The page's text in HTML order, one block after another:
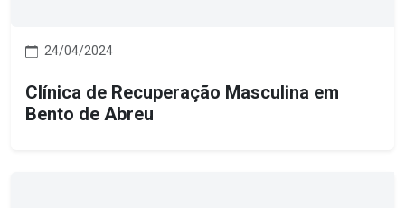
24/04/2024
Clínica de Recuperação Masculina em
Bento de Abreu